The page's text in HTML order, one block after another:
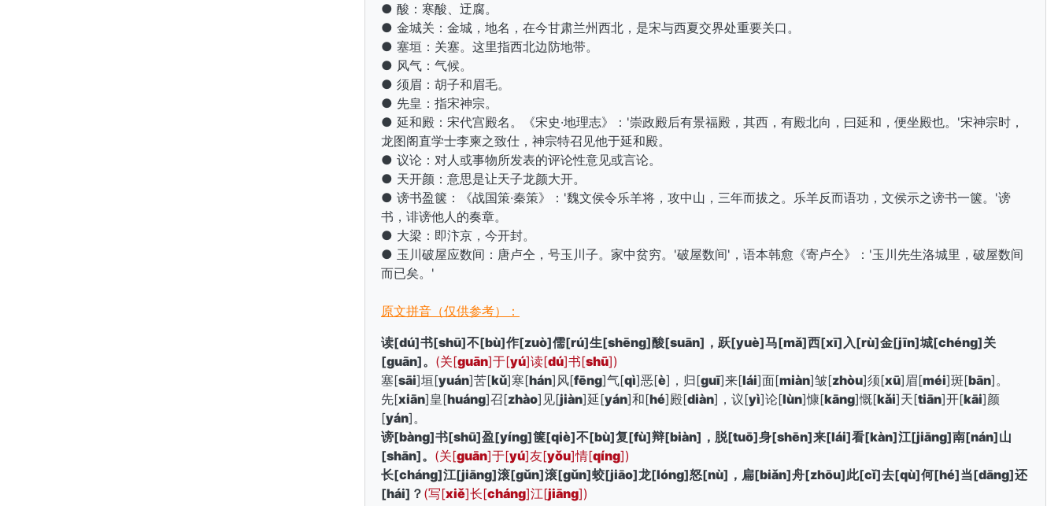
● 酸：寒酸、迂腐。
● 金城关：金城， 地名，在今甘肃兰州西北，是宋与西夏交界处重要关口。
● 塞垣：关塞。这里指西北边防地带。
● 风气：气候。
● 须眉：胡子和眉毛。
● 先皇：指宋神宗。
● 延和殿： 宋代宫殿名。《宋史·地理志》：'崇政殿后有景福殿，其西，有殿北向，曰延和，便坐殿也。'宋神宗时，
龙图阁直学士李柬之致仕，神宗特召见他于延和殿。
● 议论：对人或事物所发表的评论性意见或言论。
● 天开颜：意思是让天子龙颜大开。
● 谤书盈箧：《战国策·秦策》：'魏文侯令乐羊将，攻中山，三年而拔之。乐羊反而语功，文侯示之谤书一箧。'谤
书，诽谤他人的奏章。
● 大梁：即汴京，今开封。
● 玉川破屋应数间：唐卢仝，号玉川子。家中贫穷。'破屋数间'，语本韩愈《寄卢仝》：'玉川先生洛城里，破屋数间
而已矣。'
原文拼音（仅供参考）：
读[dú]书[shū]不[bù]作[zuò]儒[rú]生[shēng]酸[suān]，跃[yuè]马[mǎ]西[xī]入[rù]金[jīn]城[chéng]关
[guān]。 (关[guān]于[yú]读[dú]书[shū])
塞[sāi]垣[yuán]苦[kǔ]寒[hán]风[fēng]气[qì]恶[è]，归[guī]来[lái]面[miàn]皱[zhòu]须[xū]眉[méi]斑[bān]。
先[xiān]皇[huáng]召[zhào]见[jiàn]延[yán]和[hé]殿[diàn]，议[yì]论[lùn]慷[kāng]慨[kǎi]天[tiān]开[kāi]颜
[yán]。
谤[bàng]书[shū]盈[yíng]箧[qiè]不[bù]复[fù]辩[biàn]，脱[tuō]身[shēn]来[lái]看[kàn]江[jiāng]南[nán]山
[shān]。 (关[guān]于[yú]友[yǒu]情[qíng])
长[cháng]江[jiāng]滚[gǔn]滚[gǔn]蛟[jiāo]龙[lóng]怒[nù]，扁[biǎn]舟[zhōu]此[cǐ]去[qù]何[hé]当[dāng]还
[hái]？ (写[xiě]长[cháng]江[jiāng])